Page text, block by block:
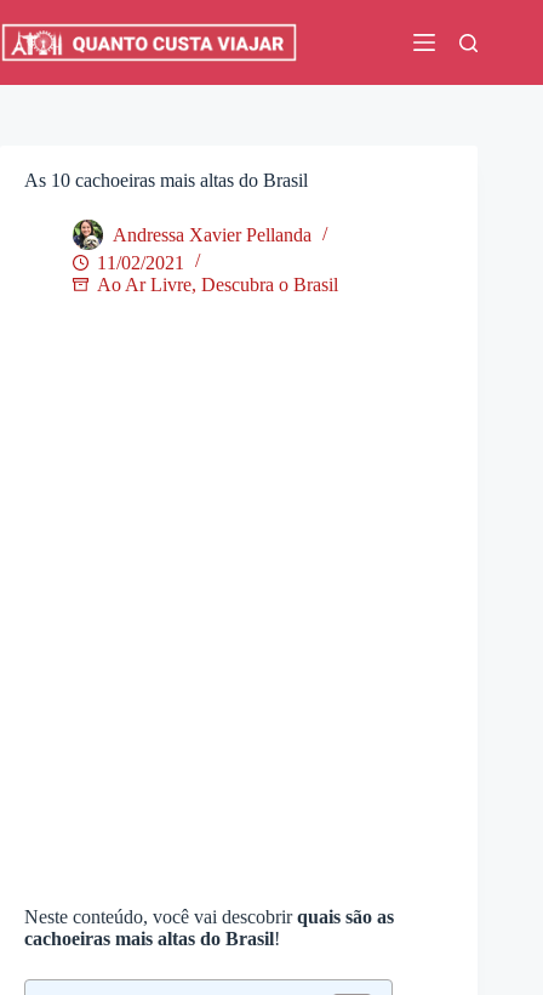
para
As 10 cachoeiras mais altas do Brasil
Andressa Xavier Pellanda
11/02/2021
Ao Ar Livre, Descubra o Brasil
Neste conteúdo, você vai descobrirquais são as
cachoeiras mais altas do Brasil!